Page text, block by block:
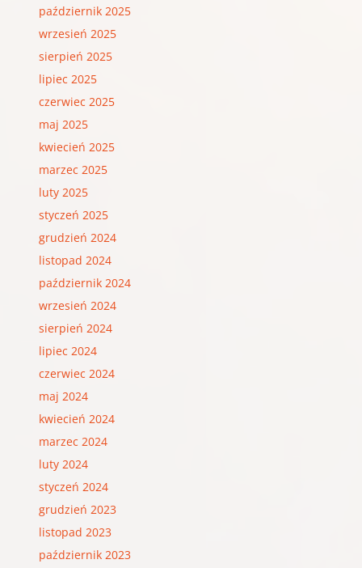
październik 2025
wrzesień 2025
sierpień 2025
lipiec 2025
czerwiec 2025
maj 2025
kwiecień 2025
marzec 2025
luty 2025
styczeń 2025
grudzień 2024
listopad 2024
październik 2024
wrzesień 2024
sierpień 2024
lipiec 2024
czerwiec 2024
maj 2024
kwiecień 2024
marzec 2024
luty 2024
styczeń 2024
grudzień 2023
listopad 2023
październik 2023